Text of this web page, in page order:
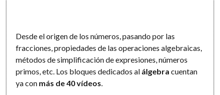
Desde el origen de los números, pasando por las
fracciones, propiedades de las operaciones algebraicas,
métodos de simplificación de expresiones, números
primos, etc. Los bloques dedicados al álgebra cuentan
ya con más de 40 vídeos.